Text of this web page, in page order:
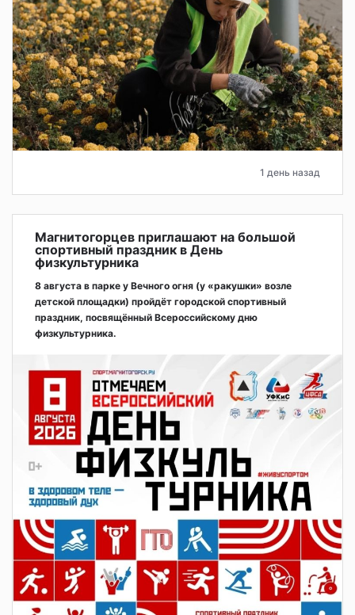
1 день назад
Магнитогорцев приглашают на большой
спортивный праздник в День
физкультурника
8 августа в парке у Вечного огня (у «ракушки» возле
детской площадки) пройдёт городской спортивный
праздник, посвящённый Всероссийскому дню
физкультурника.